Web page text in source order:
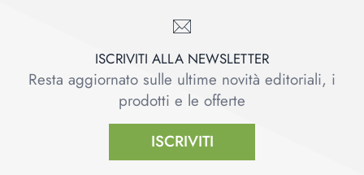
ISCRIVITI ALLA NEWSLETTER
Resta aggiornato sulle ultime novità editoriali, i
prodotti e le offerte
ISCRIVITI